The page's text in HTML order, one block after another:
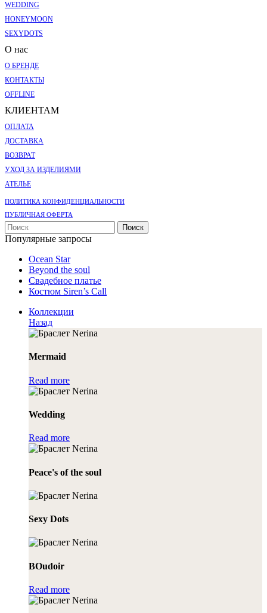
WEDDING
HONEYMOON
SEXYDOTS
О нас
О БРЕНДЕ
КОНТАКТЫ
OFFLINE
КЛИЕНТАМ
ОПЛАТА
ДОСТАВКА
ВОЗВРАТ
УХОД ЗА ИЗДЕЛИЯМИ
АТЕЛЬЕ
ПОЛИТИКА КОНФИДЕНЦИАЛЬНОСТИ
ПУБЛИЧНАЯ ОФЕРТА
Поиск
Популярные запросы
Ocean Star
Beyond the soul
Свадебное платье
Костюм Siren’s Call
Коллекции
Назад
Mermaid
Read more
Wedding
Read more
Peace's of the soul
Sexy Dots
BOudoir
Read more